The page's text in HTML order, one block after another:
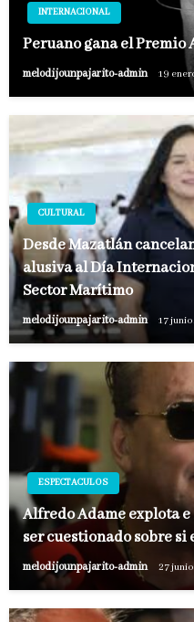
INTERNACIONAL
Peruano gana el Premio
melodijounpajarito-admin 19
CULTURAL
Desde Mazatlán
alusiva al Día
Sector Marítimo
melodijounpajarito-admin 17
ESPECTACULOS
Alfredo Adame explota
ser cuestionado sobre si
melodijounpajarito-admin 27